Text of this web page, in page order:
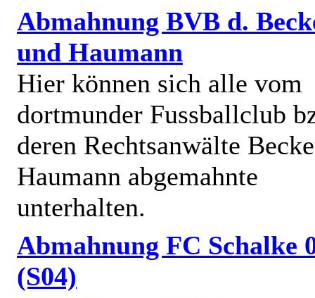
Abmahnung BVB d.
und Haumann
Hier können sich alle vom
dortmunder Fussballclub
deren Rechtsanwälte
Haumann abgemahnte
unterhalten.
Abmahnung FC Schalke
(S04)